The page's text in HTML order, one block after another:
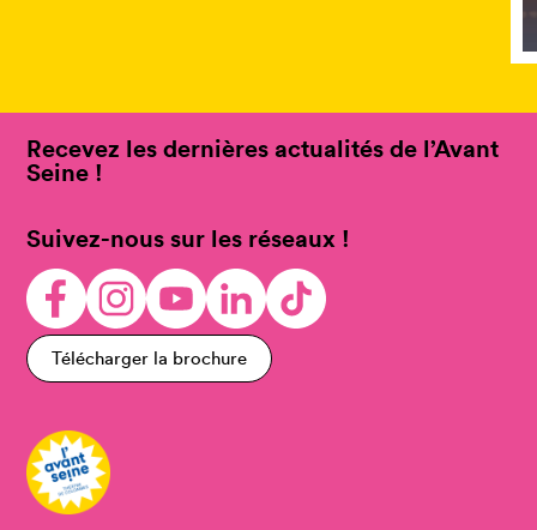
Recevez les dernières actualités de l’Avant
Seine !
Suivez-nous sur les réseaux !
Télécharger la brochure